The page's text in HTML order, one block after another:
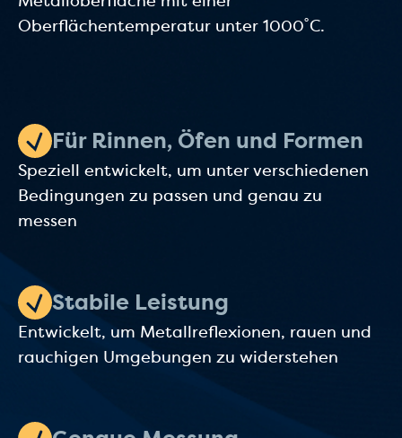
Oberflächentemperatur unter 1000˚C.
Für Rinnen, Öfen und Formen
Speziell entwickelt, um unter verschiedenen
Bedingungen zu passen und genau zu
messen
Stabile Leistung
Entwickelt, um Metallreflexionen, rauen und
rauchigen Umgebungen zu widerstehen